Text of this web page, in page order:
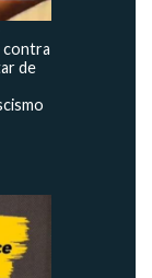
contra
de